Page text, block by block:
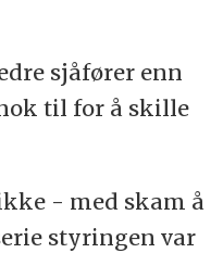
sjåfører enn
til for å skille
- med skam å
styringen var